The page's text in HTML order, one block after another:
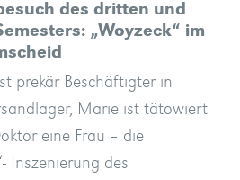
des dritten und
„Woyzeck“ im
prekär Beschäftigter in
Marie ist tätowiert
eine Frau – die
Inszenierung des